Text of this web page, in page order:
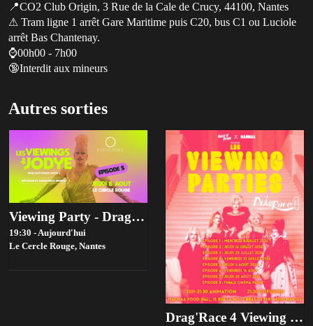
📍CO2 Club Origin, 3 Rue de la Cale de Crucy, 44100, Nantes
⚠ Tram ligne 1 arrêt Gare Maritime puis C20, bus C1 ou Luciole
arrêt Bas Chantenay.
⌚️00h00 - 7h00
🔞Interdit aux mineurs
Autres sorties
Viewing Party - Drag race france Saison 4 - Episode 5
19:30 - Aujourd'hui
Le Cercle Rouge, Nantes
Drag'Race 4 Viewing parties par House of drama 👑✨